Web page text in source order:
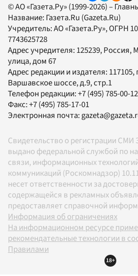
© АО «Газета.Ру» (1999-2026) –
Название: Газета.Ru (Gazeta.Ru)
Учредитель:АО «Газета.Ру», ОГРН
7743625728
Адрес учредителя: 125239, Россия,
улица, дом 67
Адрес редакции и издателя: 117105,
Варшавское шоссе, д.9, стр.1
Телефон редакции:+7 (495) 785-00-12
Факс:+7 (495) 785-17-01
Электронная почта:
Свидетельство о регистрации
выдано федеральной службой по
связи, информационных
коммуникаций (Роскомнадзор)
несет ответственности за
содержащейся в рекламных
предоставляет справочной
Информация об ограничениях
На информационном ресурсе
рекомендательные технологии в
Правилами
18+